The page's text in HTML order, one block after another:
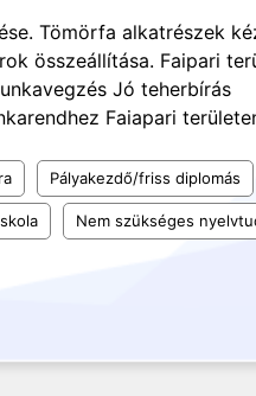
Tömörfa alkatrészek
összeállítása. Faipari
Jó teherbírás
Faiapari
Pályakezdő/friss diplomás
Nem szükséges